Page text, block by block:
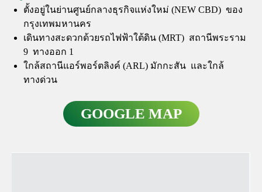
ตั้งอยู่ในย่านศูนย์กลางธุรกิจแห่งใหม่ (NEW CBD) ของ
กรุงเทพมหานคร
เดินทางสะดวกด้วยรถไฟฟ้าใต้ดิน (MRT) สถานีพระราม
9 ทางออก 1
ใกล้สถานีแอร์พอร์ตลิงค์ (ARL) มักกะสัน และใกล้
ทางด่วน
GOOGLE MAP